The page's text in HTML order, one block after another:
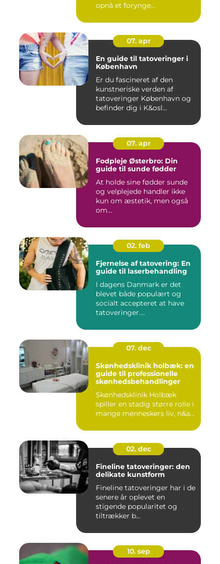
opnå et forynge...
07. apr
En guide til tatoveringer i
København
Er du fascineret af den
kunstneriske verden af
tatoveringer København og
befinder dig i K&osl...
07. apr
Fodpleje Østerbro: Din
guide til sunde fødder
At holde sine fødder sunde
og velplejede handler ikke
kun om æstetik, men også
om...
02. feb
Fjernelse af tatovering: En
guide til laserbehandling
I dagens Danmark er det
blevet både populært og
socialt accepteret at have
tatoveringer....
07. dec
Skønhedsklinik holbæk: en
guide til professionelle
skønhedsbehandlinger
Skønhedsklinik Holbæk
spiller en stadig større rolle i
mange menneskers liv, n&a...
02. dec
Fineline tatoveringer: den
delikate kunstform
Fineline tatoveringer har i de
senere år oplevet en
stigende popularitet og
tiltrækker b...
10. sep